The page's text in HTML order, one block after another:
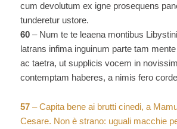
cum devolutum ex igne prosequens
tunderetur ustore.
60– Num te te leaena montibus
latrans infima inguinum parte tam
ac taetra, ut supplicis vocem in
contemptam haberes, a nimis fero
57– Capita bene ai brutti cinedi, a
Cesare. Non è strano: uguali macchie